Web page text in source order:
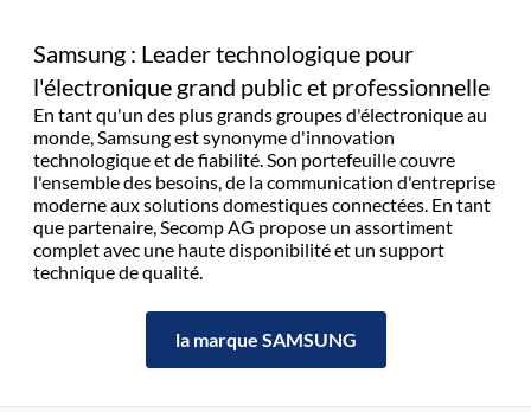
Samsung : Leader technologique pour
l'électronique grand public et professionnelle
En tant qu'un des plus grands groupes d'électronique au
monde, Samsung est synonyme d'innovation
technologique et de fiabilité. Son portefeuille couvre
l'ensemble des besoins, de la communication d'entreprise
moderne aux solutions domestiques connectées. En tant
que partenaire, Secomp AG propose un assortiment
complet avec une haute disponibilité et un support
technique de qualité.
la marque SAMSUNG